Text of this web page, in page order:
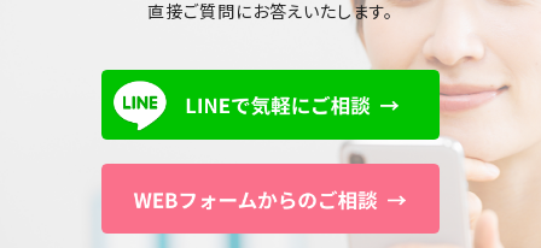
直接ご質問にお答えいたします。